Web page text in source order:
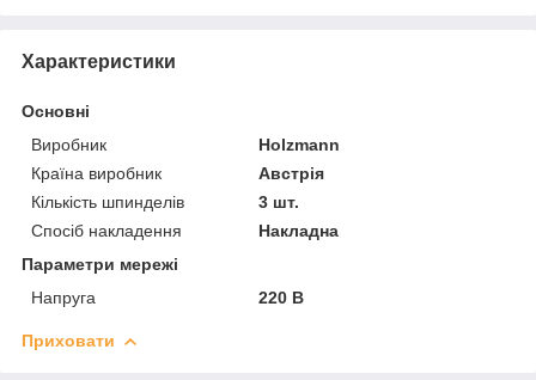
Характеристики
Основні
Виробник
Holzmann
Країна виробник
Австрія
Кількість шпинделів
3 шт.
Спосіб накладення
Накладна
Параметри мережі
Напруга
220 В
Приховати